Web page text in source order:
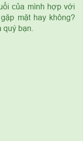
của mình hợp với
mặt hay không?
bạn.